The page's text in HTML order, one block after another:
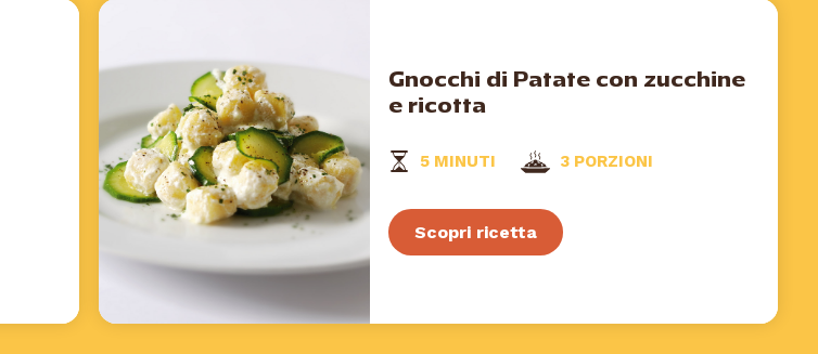
Gnocchi di Patate con zucchine
e ricotta
5 MINUTI 3 PORZIONI
Scopri ricetta